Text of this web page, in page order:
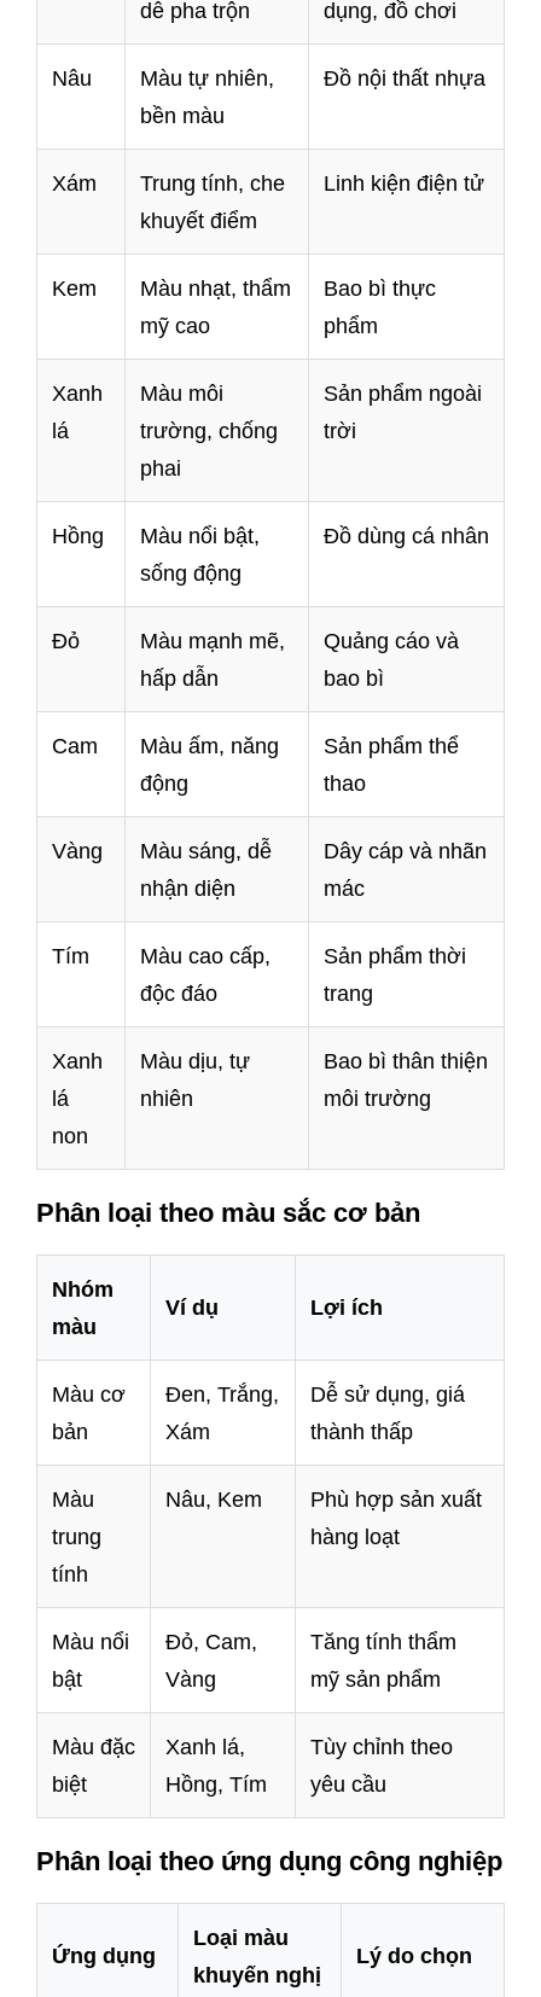
dễ pha trộn
dụng, đồ chơi
Nâu
Màu tự nhiên,
bền màu
Đồ nội thất nhựa
Xám
Trung tính, che
khuyết điểm
Linh kiện điện tử
Kem
Màu nhạt, thẩm
mỹ cao
Bao bì thực
phẩm
Xanh
lá
Màu môi
trường, chống
phai
Sản phẩm ngoài
trời
Hồng
Màu nổi bật,
sống động
Đồ dùng cá nhân
Đỏ
Màu mạnh mẽ,
hấp dẫn
Quảng cáo và
bao bì
Cam
Màu ấm, năng
động
Sản phẩm thể
thao
Vàng
Màu sáng, dễ
nhận diện
Dây cáp và nhãn
mác
Tím
Màu cao cấp,
độc đáo
Sản phẩm thời
trang
Xanh
lá
non
Màu dịu, tự
nhiên
Bao bì thân thiện
môi trường
Phân loại theo màu sắc cơ bản
Nhóm
màu
Ví dụ Lợi ích
Màu cơ
bản
Đen, Trắng,
Xám
Dễ sử dụng, giá
thành thấp
Màu
trung
tính
Nâu, Kem
Phù hợp sản xuất
hàng loạt
Màu nổi
bật
Đỏ, Cam,
Vàng
Tăng tính thẩm
mỹ sản phẩm
Màu đặc
biệt
Xanh lá,
Hồng, Tím
Tùy chỉnh theo
yêu cầu
Phân loại theo ứng dụng công nghiệp
Ứng dụng
Loại màu
khuyến nghị
Lý do chọn